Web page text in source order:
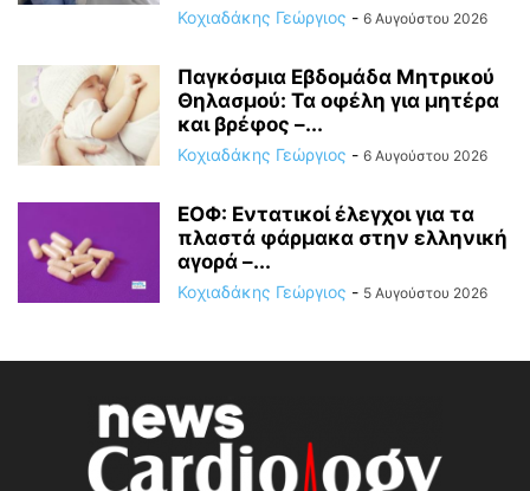
Κοχιαδάκης Γεώργιος - 6 Αυγούστου 2026
Παγκόσμια Εβδομάδα Μητρικού
Θηλασμού: Τα οφέλη για μητέρα
και βρέφος –...
Κοχιαδάκης Γεώργιος - 6 Αυγούστου 2026
ΕΟΦ: Εντατικοί έλεγχοι για τα
πλαστά φάρμακα στην ελληνική
αγορά –...
Κοχιαδάκης Γεώργιος - 5 Αυγούστου 2026